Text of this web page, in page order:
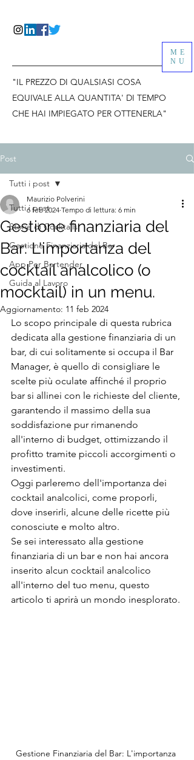
"IL PREZZO DI QUALSIASI COSA
EQUIVALE ALLA QUANTITA' DI TEMPO
CHE HAI IMPIEGATO PER OTTENERLA"
ME
NU
Post
Tutti i post
Storie di Cocktails
Gestione Finanziaria del Bar
App Per Bartender
Guida al Lavoro
Tutti i post
Gestione finanziaria del
Bar: L'importanza del
cocktail analcolico (o
mocktail) in un menu.
Maurizio Polverini
6 feb 2024 Tempo di lettura: 6 min
Aggiornamento: 11 feb 2024
Lo scopo principale di questa rubrica
dedicata alla gestione finanziaria di un
bar, di cui solitamente si occupa il Bar
Manager, è quello di consigliare le
scelte più oculate affinché il proprio
bar si allinei con le richieste del cliente,
garantendo il massimo della sua
soddisfazione pur rimanendo
all'interno di budget, ottimizzando il
profitto tramite piccoli accorgimenti o
investimenti.
Oggi parleremo dell'importanza dei
cocktail analcolici, come proporli,
dove inserirli, alcune delle ricette più
conosciute e molto altro.
Se sei interessato alla gestione
finanziaria di un bar e non hai ancora
inserito alcun cocktail analcolico
all'interno del tuo menu, questo
articolo ti aprirà un mondo inesplorato.
Gestione Finanziaria del Bar: L'importanza